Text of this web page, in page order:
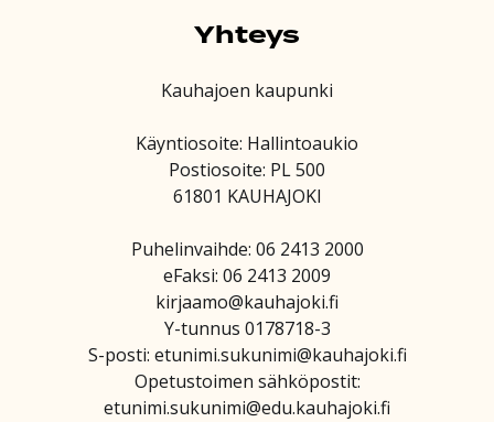
Yhteys
Kauhajoen kaupunki
Käyntiosoite: Hallintoaukio
Postiosoite: PL 500
61801 KAUHAJOKI
Puhelinvaihde: 06 2413 2000
eFaksi: 06 2413 2009
kirjaamo@kauhajoki.fi
Y-tunnus 0178718-3
S-posti: etunimi.sukunimi@kauhajoki.fi
Opetustoimen sähköpostit:
etunimi.sukunimi@edu.kauhajoki.fi